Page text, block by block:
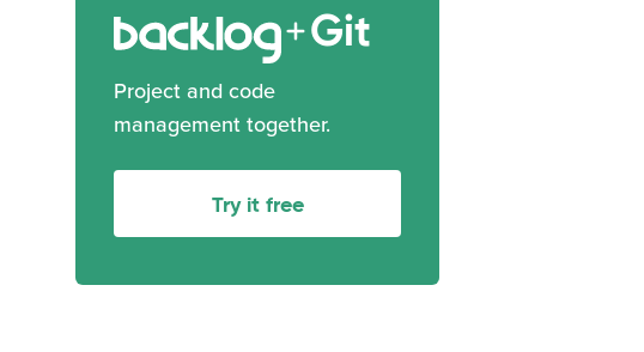
Git
Project and code
management together.
Try it free